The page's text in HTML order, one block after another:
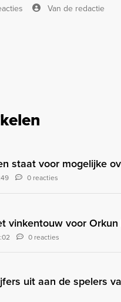
Van de redactie
staat voor mogelijke
0 reacties
vinkentouw voor Orkun
0 reacties
uit aan de spelers